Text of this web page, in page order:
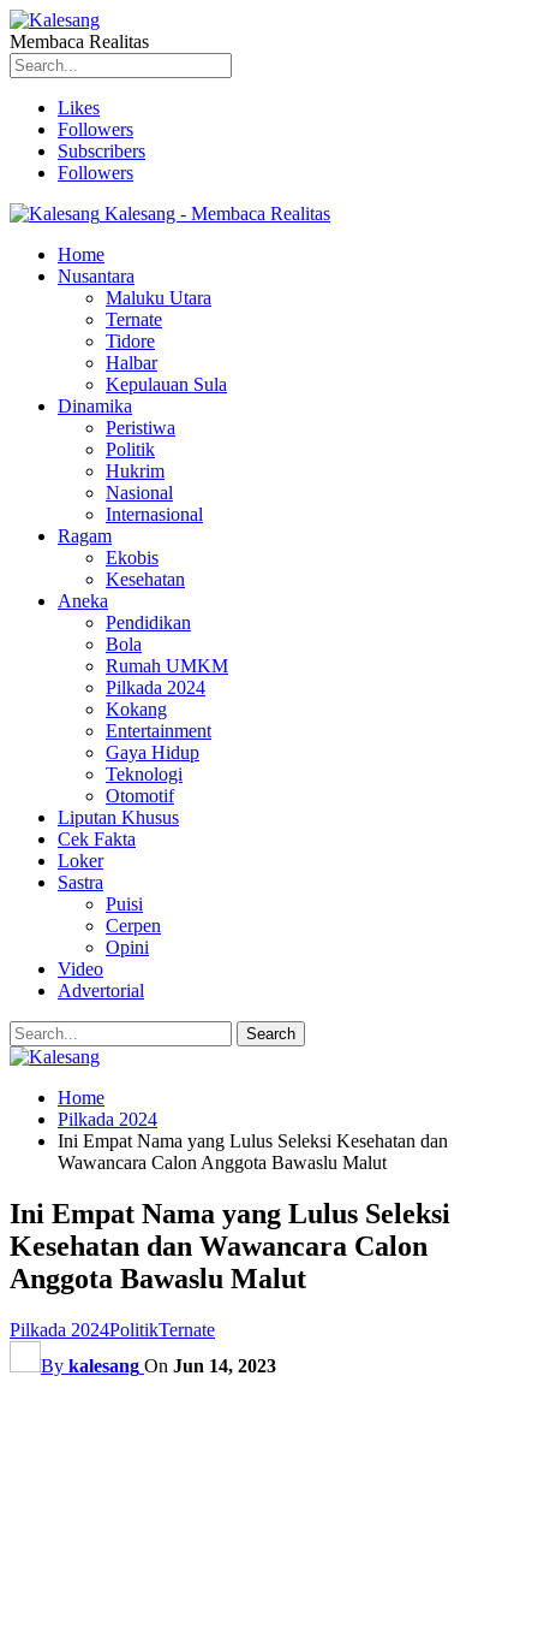
Membaca Realitas
Likes
Followers
Subscribers
Followers
Kalesang - Membaca Realitas
Home
Nusantara
Maluku Utara
Ternate
Tidore
Halbar
Kepulauan Sula
Dinamika
Peristiwa
Politik
Hukrim
Nasional
Internasional
Ragam
Ekobis
Kesehatan
Aneka
Pendidikan
Bola
Rumah UMKM
Pilkada 2024
Kokang
Entertainment
Gaya Hidup
Teknologi
Otomotif
Liputan Khusus
Cek Fakta
Loker
Sastra
Puisi
Cerpen
Opini
Video
Advertorial
Home
Pilkada 2024
Ini Empat Nama yang Lulus Seleksi Kesehatan dan
Wawancara Calon Anggota Bawaslu Malut
Ini Empat Nama yang Lulus Seleksi
Kesehatan dan Wawancara Calon
Anggota Bawaslu Malut
Pilkada 2024PolitikTernate
By kalesang On Jun 14, 2023